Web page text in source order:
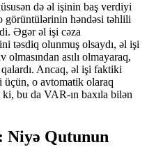
də əl işinin baş verdiyi
görüntülərinin həndəsi təhlili
Əgər əl işi cəza
təsdiq olunmuş olsaydı, əl işi
olmasından asılı olmayaraq,
Ancaq, əl işi faktiki
üçün, o avtomatik olaraq
bu da VAR-ın baxıla bilən
Niyə Qutunun